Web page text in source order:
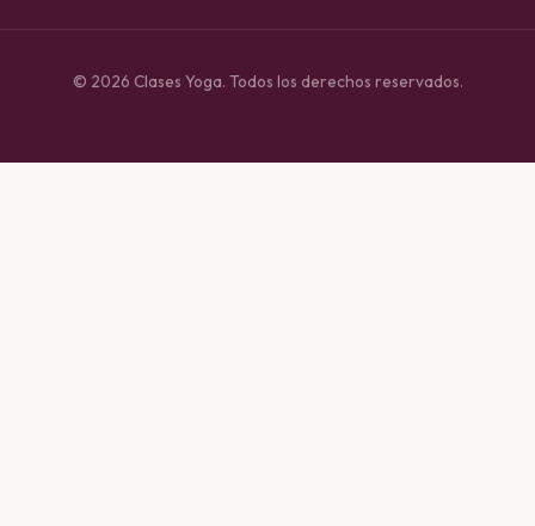
© 2026 Clases Yoga. Todos los derechos reservados.